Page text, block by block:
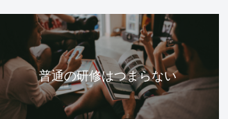
普通の研修はつまらない